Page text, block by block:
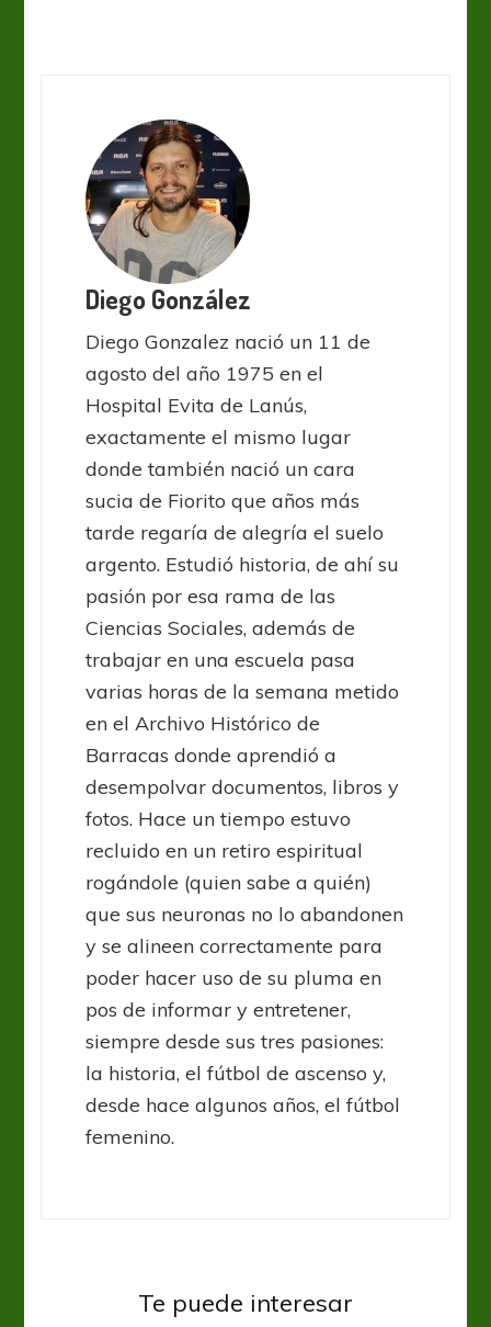
Diego González
Diego Gonzalez nació un 11 de
agosto del año 1975 en el
Hospital Evita de Lanús,
exactamente el mismo lugar
donde también nació un cara
sucia de Fiorito que años más
tarde regaría de alegría el suelo
argento. Estudió historia, de ahí su
pasión por esa rama de las
Ciencias Sociales, además de
trabajar en una escuela pasa
varias horas de la semana metido
en el Archivo Histórico de
Barracas donde aprendió a
desempolvar documentos, libros y
fotos. Hace un tiempo estuvo
recluido en un retiro espiritual
rogándole (quien sabe a quién)
que sus neuronas no lo abandonen
y se alineen correctamente para
poder hacer uso de su pluma en
pos de informar y entretener,
siempre desde sus tres pasiones:
la historia, el fútbol de ascenso y,
desde hace algunos años, el fútbol
femenino.
Te puede interesar